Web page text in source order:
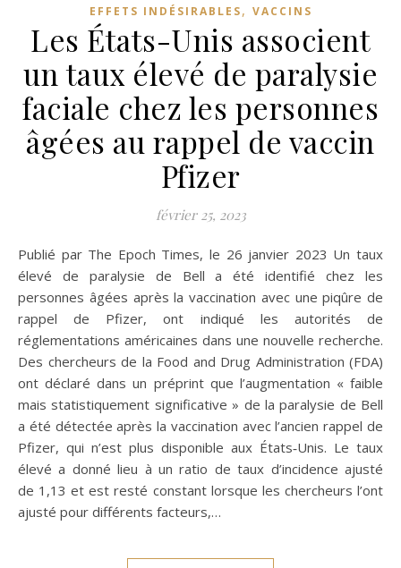
EFFETS INDÉSIRABLES, VACCINS
Les États-Unis associent
un taux élevé de paralysie
faciale chez les personnes
âgées au rappel de vaccin
Pfizer
février 25, 2023
Publié par The Epoch Times, le 26 janvier 2023 Un taux
élevé de paralysie de Bell a été identifié chez les
personnes âgées après la vaccination avec une piqûre de
rappel de Pfizer, ont indiqué les autorités de
réglementations américaines dans une nouvelle recherche.
Des chercheurs de la Food and Drug Administration (FDA)
ont déclaré dans un préprint que l’augmentation « faible
mais statistiquement significative » de la paralysie de Bell
a été détectée après la vaccination avec l’ancien rappel de
Pfizer, qui n’est plus disponible aux États‑Unis. Le taux
élevé a donné lieu à un ratio de taux d’incidence ajusté
de 1,13 et est resté constant lorsque les chercheurs l’ont
ajusté pour différents facteurs,…